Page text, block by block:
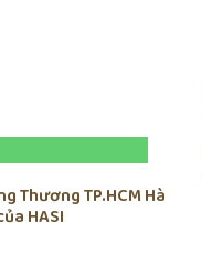
Thương TP.HCM Hà
HASI